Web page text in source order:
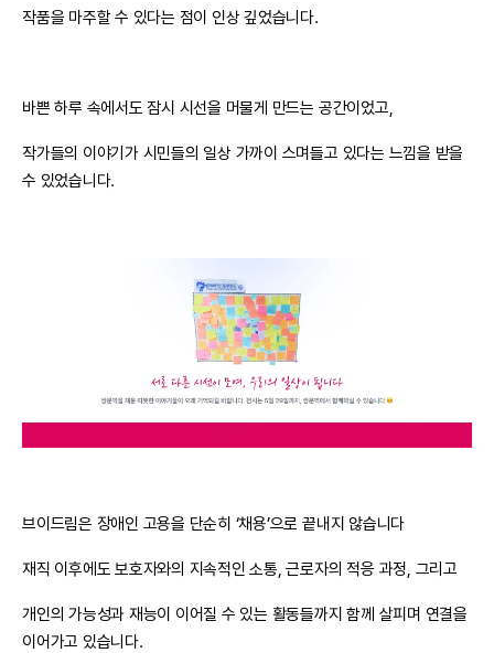
작품을 마주할 수 있다는 점이 인상 깊었습니다.
바쁜 하루 속에서도 잠시 시선을 머물게 만드는 공간이었고,
작가들의 이야기가 시민들의 일상 가까이 스며들고 있다는 느낌을 받을
수 있었습니다.
브이드림은 장애인 고용을 단순히 ‘채용’으로 끝내지 않습니다
재직 이후에도 보호자와의 지속적인 소통, 근로자의 적응 과정, 그리고
개인의 가능성과 재능이 이어질 수 있는 활동들까지 함께 살피며 연결을
이어가고 있습니다.